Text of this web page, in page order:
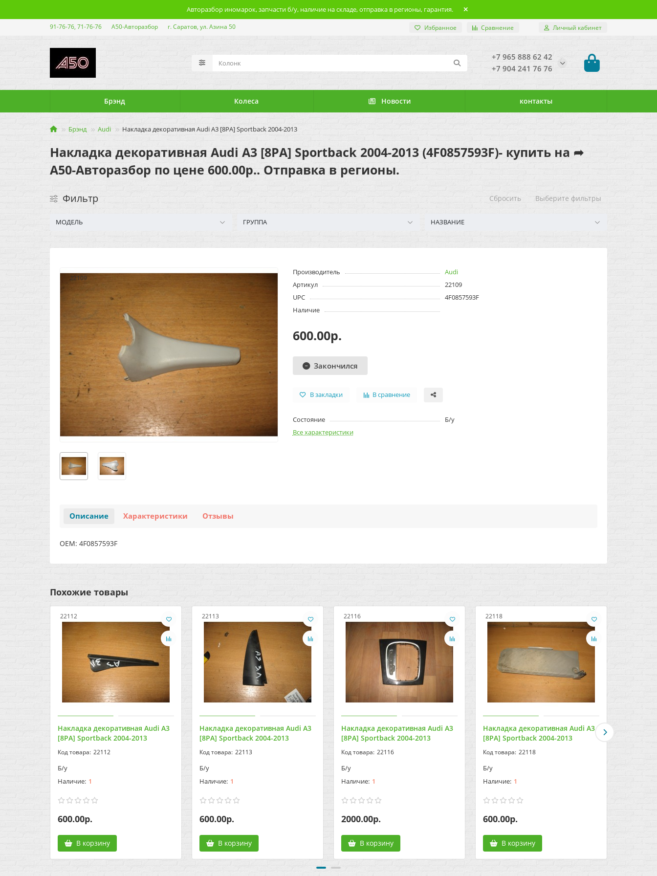
Авторазбор иномарок, запчасти б/у, наличие на складе, отправка в регионы, гарантия.
91-76-76, 71-76-76 А50-Авторазбор г. Саратов, ул. Азина 50 Избранное Сравнение Личный кабинет
+7 965 888 62 42
+7 904 241 76 76
Брэнд Колеса Новости контакты
Брэнд Audi Накладка декоративная Audi A3 [8PA] Sportback 2004-2013
Накладка декоративная Audi A3 [8PA] Sportback 2004-2013 (4F0857593F)- купить на ➦
А50-Авторазбор по цене 600.00р.. Отправка в регионы.
Фильтр Сбросить Выберите фильтры
МОДЕЛЬ ГРУППА НАЗВАНИЕ
22109
Производитель
Audi
Артикул
22109
UPC
4F0857593F
Наличие
600.00р.
Закончился
В закладки В сравнение
Состояние
Б/у
Все характеристики
Описание Характеристики Отзывы
OEM: 4F0857593F
Похожие товары
22112
Накладка декоративная Audi A3
[8PA] Sportback 2004-2013
22112
Б/у
1
600.00р.
В корзину
22113
Накладка декоративная Audi A3
[8PA] Sportback 2004-2013
22113
Б/у
1
600.00р.
В корзину
22116
Накладка декоративная Audi A3
[8PA] Sportback 2004-2013
22116
Б/у
1
2000.00р.
В корзину
22118
Накладка декоративная Audi A3
[8PA] Sportback 2004-2013
22118
Б/у
1
600.00р.
В корзину